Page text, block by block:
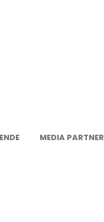
MEDIA PARTNER